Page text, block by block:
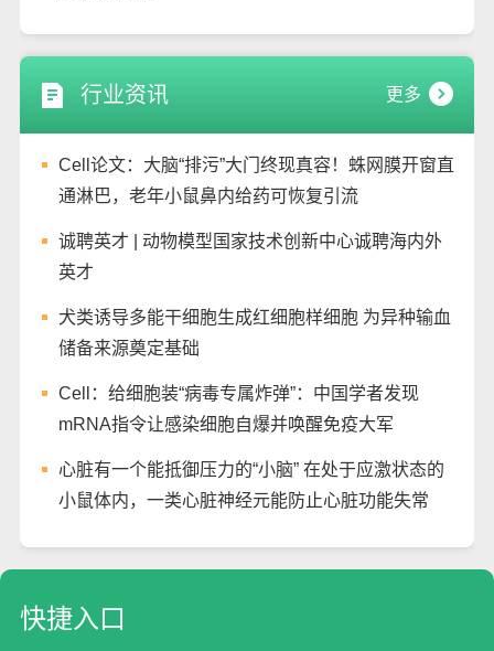
行业资讯 更多
Cell论文：大脑“排污”大门终现真容！蛛网膜开窗直
通淋巴，老年小鼠鼻内给药可恢复引流
诚聘英才 | 动物模型国家技术创新中心诚聘海内外
英才
犬类诱导多能干细胞生成红细胞样细胞 为异种输血
储备来源奠定基础
Cell：给细胞装“病毒专属炸弹”：中国学者发现
mRNA指令让感染细胞自爆并唤醒免疫大军
心脏有一个能抵御压力的“小脑” 在处于应激状态的
小鼠体内，一类心脏神经元能防止心脏功能失常
快捷入口